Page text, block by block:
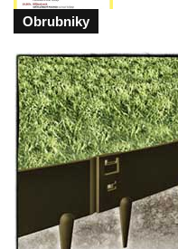
Obrubniky